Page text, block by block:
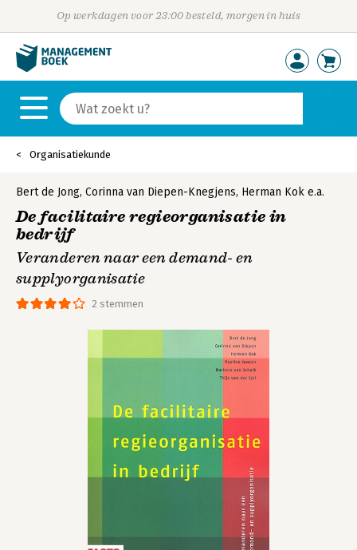
Op werkdagen voor 23:00 besteld, morgen in huis
Organisatiekunde
2 stemmen
Bert de Jong, Corinna van Diepen-Knegjens, Herman Kok e.a.
De facilitaire regieorganisatie in
bedrijf
Veranderen naar een demand- en
supplyorganisatie